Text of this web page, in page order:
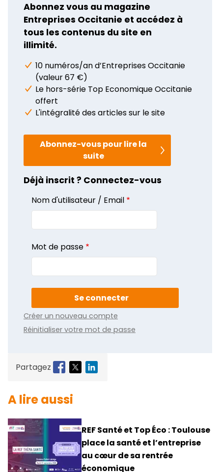
Abonnez vous au magazine
Entreprises Occitanie et accédez à
tous les contenus du site en
illimité.
10 numéros/an d’Entreprises Occitanie
(valeur 67 €)
Le hors-série Top Economique Occitanie
offert
L'intégralité des articles sur le site
Abonnez-vous pour lire la
suite
Déjà inscrit ? Connectez-vous
Nom d'utilisateur / Email
Mot de passe
Créer un nouveau compte
Réinitialiser votre mot de passe
Partagez
A lire aussi
REF Santé et Top Éco : Toulouse
place la santé et l’entreprise
au cœur de sa rentrée
économique